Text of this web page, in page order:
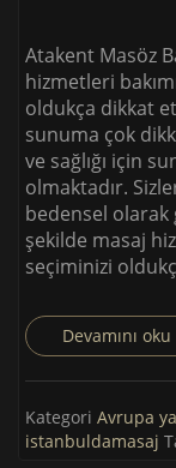
Atakent Masöz
hizmetleri
oldukça dikkat
sunuma çok
ve sağlığı için
olmaktadır.
bedensel olarak
şekilde masaj
seçiminizi
Devamını oku
Kategori Avrupa
istanbuldamasaj